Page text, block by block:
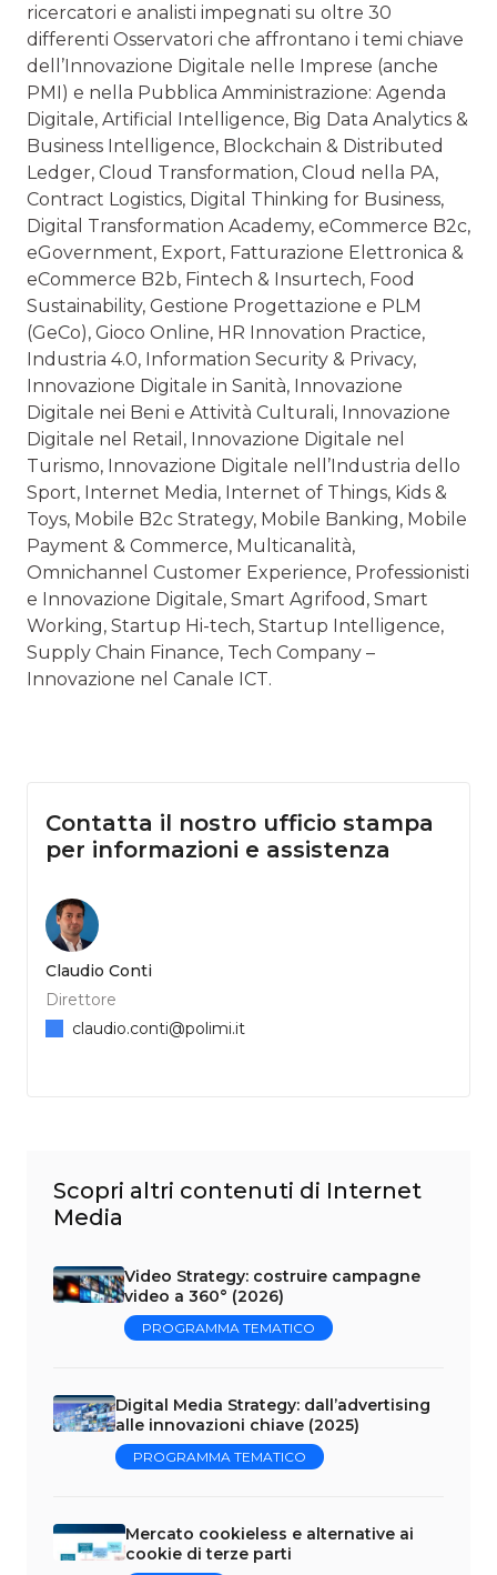
ricercatori e analisti impegnati su oltre 30
differenti Osservatori che affrontano i temi chiave
dell’Innovazione Digitale nelle Imprese (anche
PMI) e nella Pubblica Amministrazione: Agenda
Digitale, Artificial Intelligence, Big Data Analytics &
Business Intelligence, Blockchain & Distributed
Ledger, Cloud Transformation, Cloud nella PA,
Contract Logistics, Digital Thinking for Business,
Digital Transformation Academy, eCommerce B2c,
eGovernment, Export, Fatturazione Elettronica &
eCommerce B2b, Fintech & Insurtech, Food
Sustainability, Gestione Progettazione e PLM
(GeCo), Gioco Online, HR Innovation Practice,
Industria 4.0, Information Security & Privacy,
Innovazione Digitale in Sanità, Innovazione
Digitale nei Beni e Attività Culturali, Innovazione
Digitale nel Retail, Innovazione Digitale nel
Turismo, Innovazione Digitale nell’Industria dello
Sport, Internet Media, Internet of Things, Kids &
Toys, Mobile B2c Strategy, Mobile Banking, Mobile
Payment & Commerce, Multicanalità,
Omnichannel Customer Experience, Professionisti
e Innovazione Digitale, Smart Agrifood, Smart
Working, Startup Hi-tech, Startup Intelligence,
Supply Chain Finance, Tech Company –
Innovazione nel Canale ICT.
Contatta il nostro ufficio stampa
per informazioni e assistenza
Claudio Conti
Direttore
claudio.conti@polimi.it
Scopri altri contenuti di Internet
Media
Video Strategy: costruire campagne
video a 360° (2026)
PROGRAMMA TEMATICO
Digital Media Strategy: dall’advertising
alle innovazioni chiave (2025)
PROGRAMMA TEMATICO
Mercato cookieless e alternative ai
cookie di terze parti